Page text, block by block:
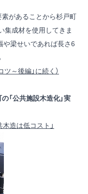
素があることから杉戸町
集成材を使用してきま
や梁せいであれば長さ6
ツ～後編」に続く）
「公共施設木造化」実
木造は低コスト」